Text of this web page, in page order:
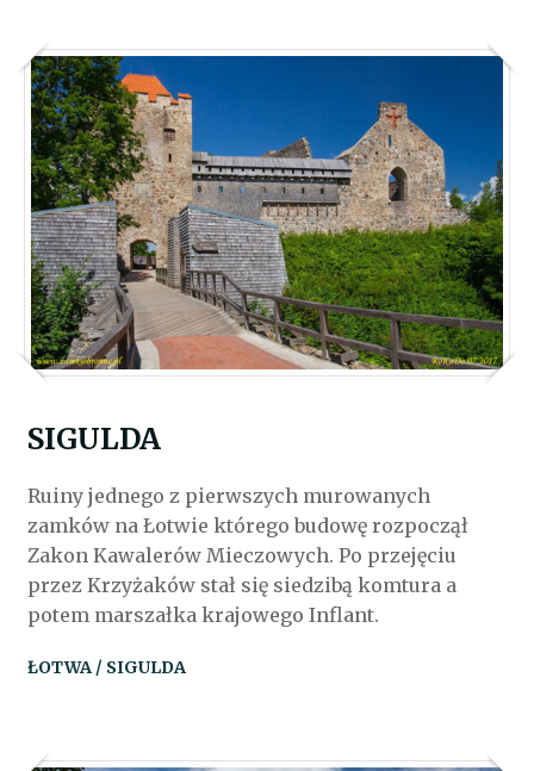
SIGULDA
Ruiny jednego z pierwszych murowanych
zamków na Łotwie którego budowę rozpoczął
Zakon Kawalerów Mieczowych. Po przejęciu
przez Krzyżaków stał się siedzibą komtura a
potem marszałka krajowego Inflant.
ŁOTWA / SIGULDA